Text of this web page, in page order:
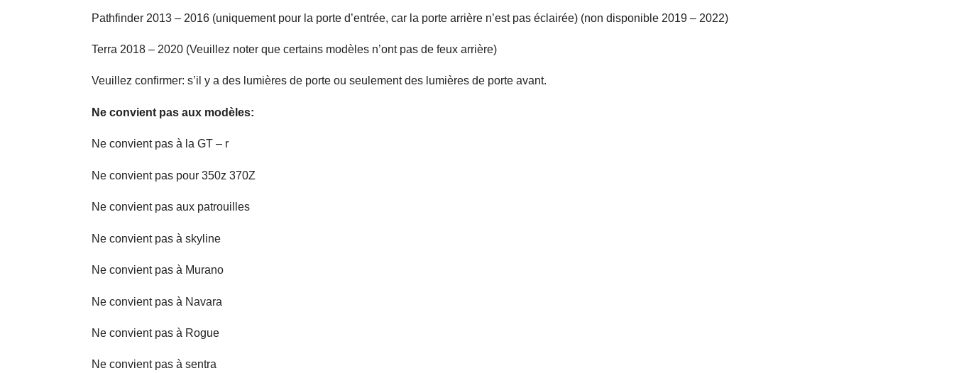
Pathfinder 2013 – 2016 (uniquement pour la porte d’entrée, car la porte arrière n’est pas éclairée) (non disponible 2019 – 2022)
Terra 2018 – 2020 (Veuillez noter que certains modèles n’ont pas de feux arrière)
Veuillez confirmer: s’il y a des lumières de porte ou seulement des lumières de porte avant.
Ne convient pas aux modèles:
Ne convient pas à la GT – r
Ne convient pas pour 350z 370Z
Ne convient pas aux patrouilles
Ne convient pas à skyline
Ne convient pas à Murano
Ne convient pas à Navara
Ne convient pas à Rogue
Ne convient pas à sentra